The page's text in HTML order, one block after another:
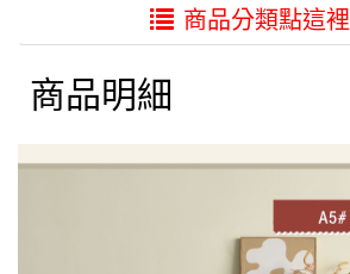
商品分類點這裡
商品明細